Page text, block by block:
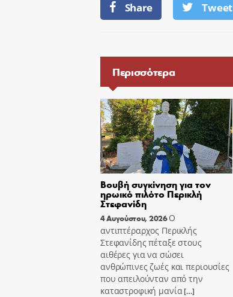
Share Tweet
Περισσότερα
Βουβή συγκίνηση για τον
ηρωικό πιλότο Περικλή
Στεφανίδη
4 Αυγούστου, 2026Ο
αντιπτέραρχος Περικλής
Στεφανίδης πέταξε στους
αιθέρες για να σώσει
ανθρώπινες ζωές και περιουσίες
που απειλούνταν από την
καταστροφική μανία[…]